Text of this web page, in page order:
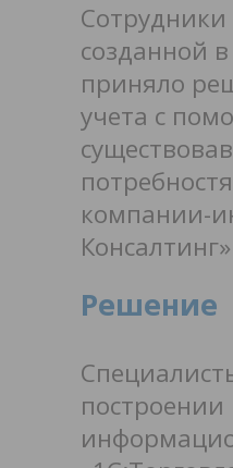
Сотрудники
созданной
приняло
учета с
компании-
Решение
построении